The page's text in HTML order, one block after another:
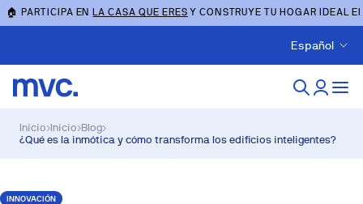
🏠 PARTICIPA ENLA CASA QUE ERES Y CONSTRUYE TU HOGAR IDEAL
Español
Inicio›Inicio›Blog›
¿Qué es la inmótica y cómo transforma los edificios inteligentes?
INNOVACIÓN